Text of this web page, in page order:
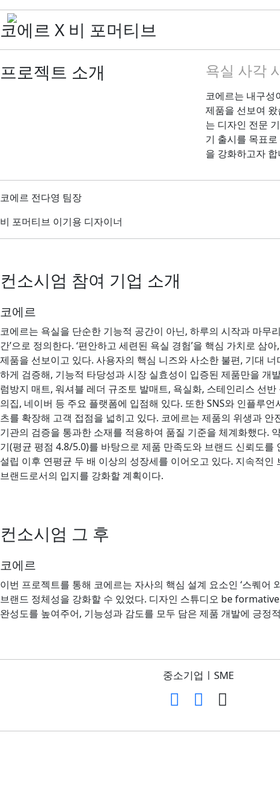
코에르 X 비 포머티브
프로젝트 소개
욕실 사각
코에르는 내구성
제품을 선보여
는 디자인 전문
기 출시를 목표
을 강화하고자
코에르 전다영 팀장
비 포머티브 이기용 디자이너
컨소시엄 참여 기업 소개
코에르
코에르는 욕실을 단순한 기능적 공간이 아닌, 하루의 시작과 마무
간’으로 정의한다. ‘편안하고 세련된 욕실 경험’을 핵심 가치로 삼
제품을 선보이고 있다. 사용자의 핵심 니즈와 사소한 불편, 기대
하게 검증해, 기능적 타당성과 시장 실효성이 입증된 제품만을 개
럼방지 매트, 워셔블 레더 규조토 발매트, 욕실화, 스테인리스 선
의집, 네이버 등 주요 플랫폼에 입점해 있다. 또한 SNS와 인플루
츠를 확장해 고객 접점을 넓히고 있다. 코에르는 제품의 위생과 안
기관의 검증을 통과한 소재를 적용하여 품질 기준을 체계화했다.
기(평균 평점 4.8/5.0)를 바탕으로 제품 만족도와 브랜드 신뢰도를
설립 이후 연평균 두 배 이상의 성장세를 이어오고 있다. 지속적인
브랜드로서의 입지를 강화할 계획이다.
컨소시엄 그 후
코에르
이번 프로젝트를 통해 코에르는 자사의 핵심 설계 요소인 ‘스퀘어
브랜드 정체성을 강화할 수 있었다. 디자인 스튜디오 be
완성도를 높여주어, 기능성과 감도를 모두 담은 제품 개발에 긍정
중소기업ㅣSME